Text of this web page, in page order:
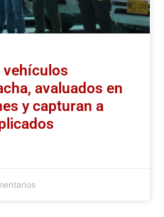
vehículos
avaluados en
y capturan a